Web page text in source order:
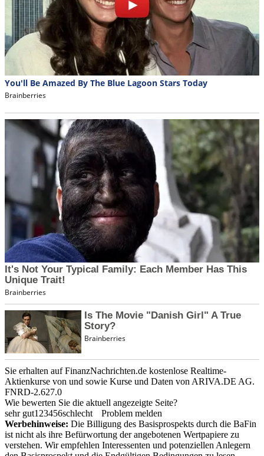
Sie erhalten auf FinanzNachrichten.de kostenlose Realtime-
Aktienkurse von und sowie Kurse und Daten von ARIVA.DE AG.
FNRD-2.627.0
Wie bewerten Sie die aktuell angezeigte Seite?
sehr gut1 23456schlecht
Problem melden
Werbehinweise: Die Billigung des Basisprospekts durch die BaFin
ist nicht als ihre Befürwortung der angebotenen Wertpapiere zu
verstehen. Wir empfehlen Interessenten und potenziellen Anlegern